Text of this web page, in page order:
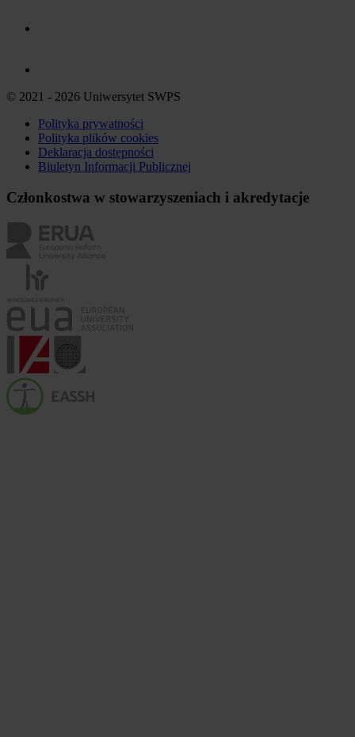
© 2021 - 2026 Uniwersytet SWPS
Polityka prywatności
Polityka plików cookies
Deklaracja dostępności
Biuletyn Informacji Publicznej
Członkostwa w stowarzyszeniach i akredytacje